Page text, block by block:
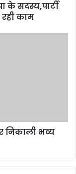
के सदस्य,पार्टी
काम
निकाली भव्य